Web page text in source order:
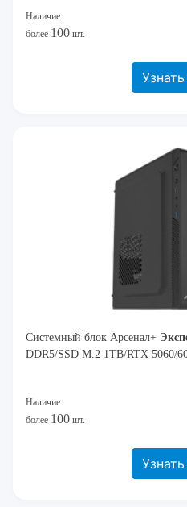
Наличие:
более 100 шт.
Системный блок Арсенал+
DDR5/SSD M.2 1TB/RTX 5060/
Наличие:
более 100 шт.